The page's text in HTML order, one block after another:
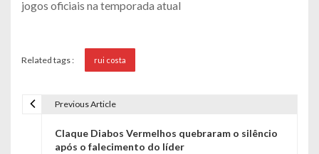
jogos oficiais na temporada atual
Related tags : rui costa
Previous Article
Claque Diabos Vermelhos quebraram o silêncio
após o falecimento do líder